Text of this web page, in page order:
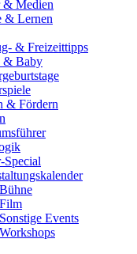
Medien
& Lernen
& Freizeittipps
& Baby
& Fördern
Special
Bühne
Film
Sonstige Events
Workshops